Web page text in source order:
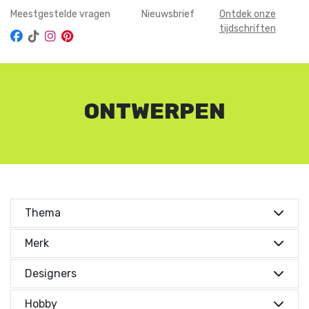
Meestgestelde vragen Nieuwsbrief
Ontdek onze
tijdschriften
ONTWERPEN
Thema
Kies je thema's
Kies je thema's
Cadeautips
Kerst(1)
Merk
Designers
Designers
Hobby